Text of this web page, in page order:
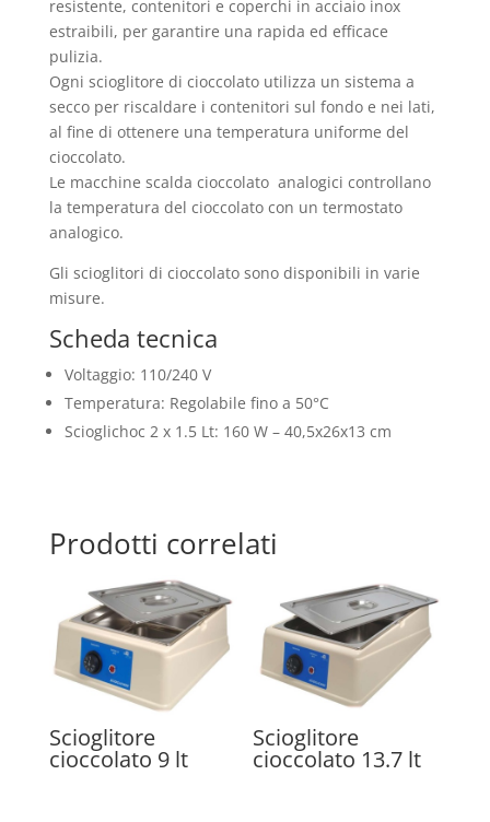
resistente, contenitori e coperchi in acciaio inox
estraibili, per garantire una rapida ed efficace
pulizia.
Ogni scioglitore di cioccolato utilizza un sistema a
secco per riscaldare i contenitori sul fondo e nei lati,
al fine di ottenere una temperatura uniforme del
cioccolato.
Le macchine scalda cioccolato analogici controllano
la temperatura del cioccolato con un termostato
analogico.
Gli scioglitori di cioccolato sono disponibili in varie
misure.
Scheda tecnica
Voltaggio: 110/240 V
Temperatura: Regolabile fino a 50°C
Scioglichoc 2 x 1.5 Lt: 160 W – 40,5x26x13 cm
Prodotti correlati
Scioglitore
cioccolato 9 lt
Scioglitore
cioccolato 13.7 lt